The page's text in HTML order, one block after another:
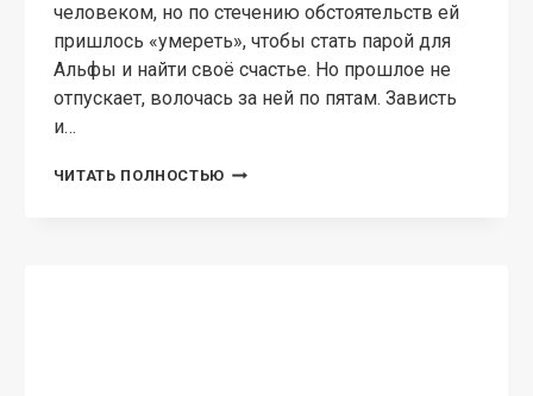
человеком, но по стечению обстоятельств ей
пришлось «умереть», чтобы стать парой для
Альфы и найти своё счастье. Но прошлое не
отпускает, волочась за ней по пятам. Зависть
и…
ЧИТАТЬ ПОЛНОСТЬЮ ПАРА